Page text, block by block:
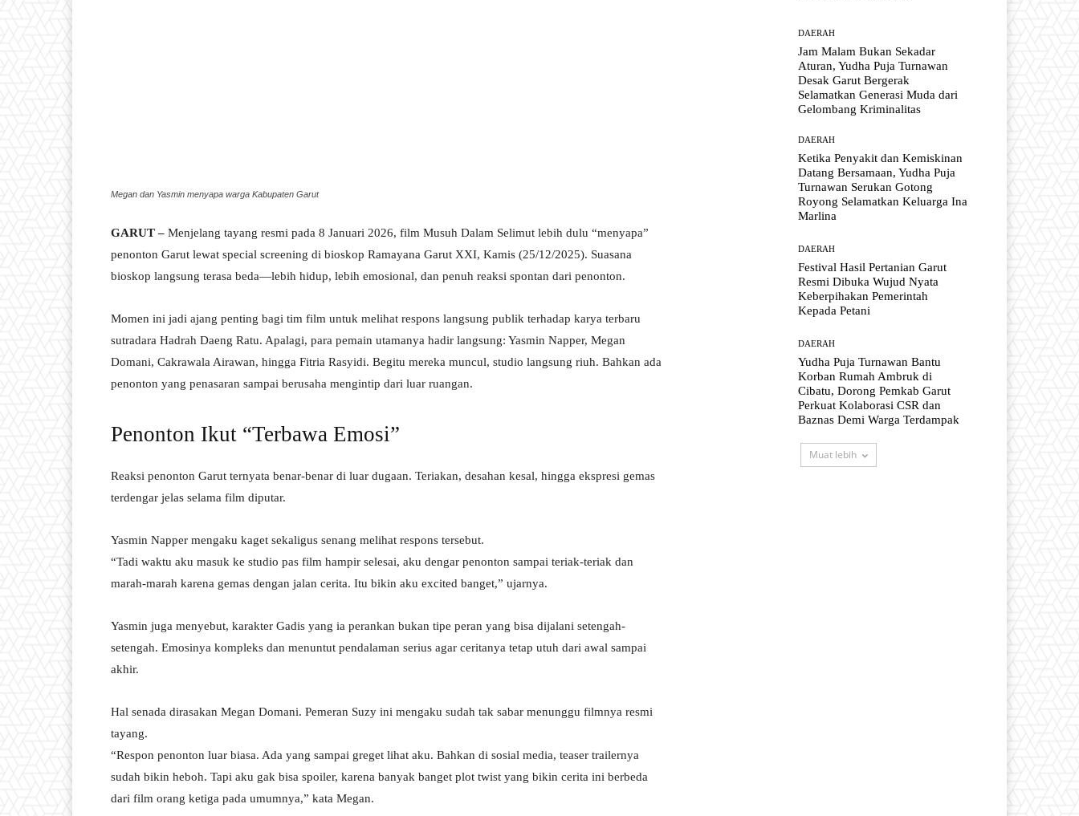
Megan dan Yasmin menyapa warga Kabupaten Garut
GARUT – Menjelang tayang resmi pada 8 Januari 2026, film Musuh Dalam Selimut lebih dulu “menyapa”
penonton Garut lewat special screening di bioskop Ramayana Garut XXI, Kamis (25/12/2025). Suasana
bioskop langsung terasa beda—lebih hidup, lebih emosional, dan penuh reaksi spontan dari penonton.
Momen ini jadi ajang penting bagi tim film untuk melihat respons langsung publik terhadap karya terbaru
sutradara Hadrah Daeng Ratu. Apalagi, para pemain utamanya hadir langsung: Yasmin Napper, Megan
Domani, Cakrawala Airawan, hingga Fitria Rasyidi. Begitu mereka muncul, studio langsung riuh. Bahkan ada
penonton yang penasaran sampai berusaha mengintip dari luar ruangan.
Penonton Ikut “Terbawa Emosi”
Reaksi penonton Garut ternyata benar-benar di luar dugaan. Teriakan, desahan kesal, hingga ekspresi gemas
terdengar jelas selama film diputar.
Yasmin Napper mengaku kaget sekaligus senang melihat respons tersebut.
“Tadi waktu aku masuk ke studio pas film hampir selesai, aku dengar penonton sampai teriak-teriak dan
marah-marah karena gemas dengan jalan cerita. Itu bikin aku excited banget,” ujarnya.
Yasmin juga menyebut, karakter Gadis yang ia perankan bukan tipe peran yang bisa dijalani setengah-
setengah. Emosinya kompleks dan menuntut pendalaman serius agar ceritanya tetap utuh dari awal sampai
akhir.
Hal senada dirasakan Megan Domani. Pemeran Suzy ini mengaku sudah tak sabar menunggu filmnya resmi
tayang.
“Respon penonton luar biasa. Ada yang sampai greget lihat aku. Bahkan di sosial media, teaser trailernya
sudah bikin heboh. Tapi aku gak bisa spoiler, karena banyak banget plot twist yang bikin cerita ini berbeda
dari film orang ketiga pada umumnya,” kata Megan.
DAERAH
Jam Malam Bukan Sekadar
Aturan, Yudha Puja Turnawan
Desak Garut Bergerak
Selamatkan Generasi Muda dari
Gelombang Kriminalitas
DAERAH
Ketika Penyakit dan Kemiskinan
Datang Bersamaan, Yudha Puja
Turnawan Serukan Gotong
Royong Selamatkan Keluarga Ina
Marlina
DAERAH
Festival Hasil Pertanian Garut
Resmi Dibuka Wujud Nyata
Keberpihakan Pemerintah
Kepada Petani
DAERAH
Yudha Puja Turnawan Bantu
Korban Rumah Ambruk di
Cibatu, Dorong Pemkab Garut
Perkuat Kolaborasi CSR dan
Baznas Demi Warga Terdampak
Muat lebih